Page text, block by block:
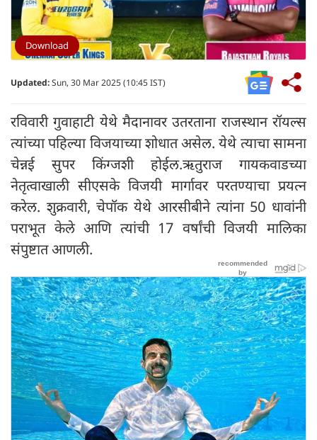
Download
Updated:Sun, 30 Mar 2025 (10:45 IST)
रविवारी गुवाहाटी येथे मैदानावर उतरताना राजस्थान रॉयल्स
त्यांच्या पहिल्या विजयाच्या शोधात असेल. येथे त्याचा सामना
चेन्नई सुपर किंग्जशी होईल.ऋतुराज गायकवाडच्या
नेतृत्वाखाली सीएसके विजयी मार्गावर परतण्याचा प्रयत्न
करेल. शुक्रवारी, चेपॉक येथे आरसीबीने त्यांना 50 धावांनी
पराभूत केले आणि त्यांची 17 वर्षांची विजयी मालिका
संपुष्टात आणली.